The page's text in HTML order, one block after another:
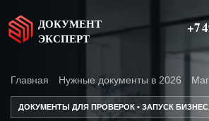
ДОКУМЕНТ
ЭКСПЕРТ
+7
Главная Нужные документы в 2026
ДОКУМЕНТЫ ДЛЯ ПРОВЕРОК • ЗАПУСК